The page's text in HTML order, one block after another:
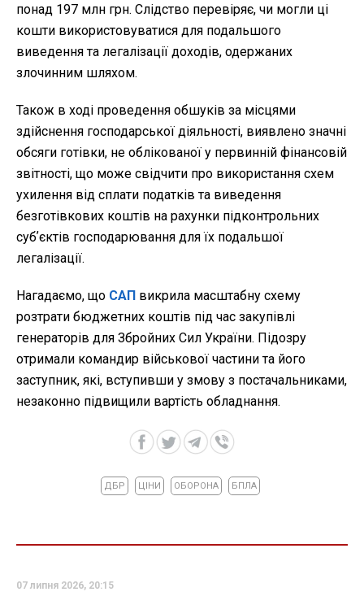
понад 197 млн грн. Слідство перевіряє, чи могли ці
кошти використовуватися для подальшого
виведення та легалізації доходів, одержаних
злочинним шляхом.
Також в ході проведення обшуків за місцями
здійснення господарської діяльності, виявлено значні
обсяги готівки, не облікованої у первинній фінансовій
звітності, що може свідчити про використання схем
ухилення від сплати податків та виведення
безготівкових коштів на рахунки підконтрольних
субʼєктів господарювання для їх подальшої
легалізації.
Нагадаємо, що САП викрила масштабну схему
розтрати бюджетних коштів під час закупівлі
генераторів для Збройних Сил України. Підозру
отримали командир військової частини та його
заступник, які, вступивши у змову з постачальниками,
незаконно підвищили вартість обладнання.
ДБР ЦІНИ ОБОРОНА БПЛА
07 липня 2026, 20:15